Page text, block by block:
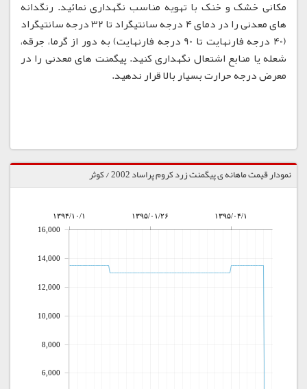
مکانی خشک و خنک با تهویه مناسب نگهداری نمائید. رنگدانه
های معدنی را در دمای 4 درجه سانتیگراد تا 32 درجه سانتیگراد
(40 درجه فارنهایت تا 90 درجه فارنهایت) به دور از گرما، جرقه،
شعله یا منابع اشتعال نگهداری کنید. پیگمنت های معدنی را در
معرض درجه حرارت بسیار بالا قرار ندهید.
نمودار قیمت ماهانه ی پیگمنت زرد كروم پراساد 2002 / کوثر
۱۳۹۴/۱۰/۱ ۱۳۹۵/۰۱/۲۶ ۱۳۹۵/۰۴/۱
6,000
8,000
10,000
12,000
14,000
16,000